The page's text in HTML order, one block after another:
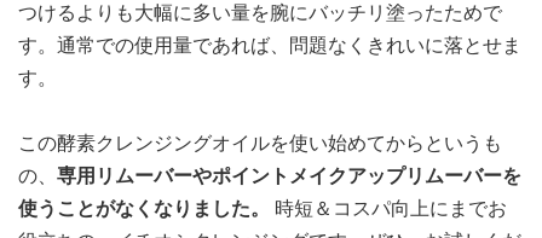
つけるよりも大幅に多い量を腕にバッチリ塗ったためで
す。通常での使用量であれば、問題なくきれいに落とせま
す。
この酵素クレンジングオイルを使い始めてからというも
の、 専用リムーバーやポイントメイクアップリムーバーを
使うことがなくなりました。
時短＆コスパ向上にまでお